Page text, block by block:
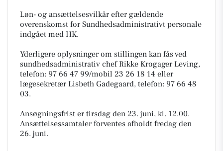
Løn- og ansættelsesvilkår efter gældende
overenskomst for Sundhedsadministrativt personale
indgået med HK.
Yderligere oplysninger om stillingen kan fås ved
sundhedsadministrativ chef Rikke Krogager Leving,
telefon: 97 66 47 99/mobil 23 26 18 14 eller
lægesekretær Lisbeth Gadegaard, telefon: 97 66 48
03.
Ansøgningsfrist er tirsdag den 23. juni, kl. 12.00.
Ansættelsessamtaler forventes afholdt fredag den
26. juni.